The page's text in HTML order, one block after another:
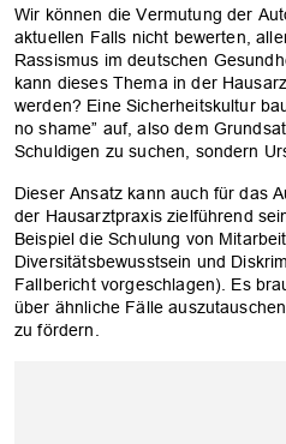
OK
Wir können die Vermutung der
aktuellen Falls nicht bewerten,
Rassismus im deutschen
kann dieses Thema in der
werden? Eine Sicherheitskultur
no shame” auf, also dem
Schuldigen zu suchen, sondern
Dieser Ansatz kann auch für das
der Hausarztpraxis zielführend
Beispiel die Schulung von
Diversitätsbewusstsein und
Fallbericht vorgeschlagen). Es
über ähnliche Fälle
zu fördern.